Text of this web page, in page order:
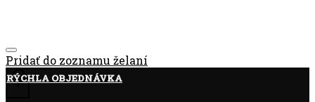
Pridať do zoznamu želaní
+
RÝCHLA OBJEDNÁVKA